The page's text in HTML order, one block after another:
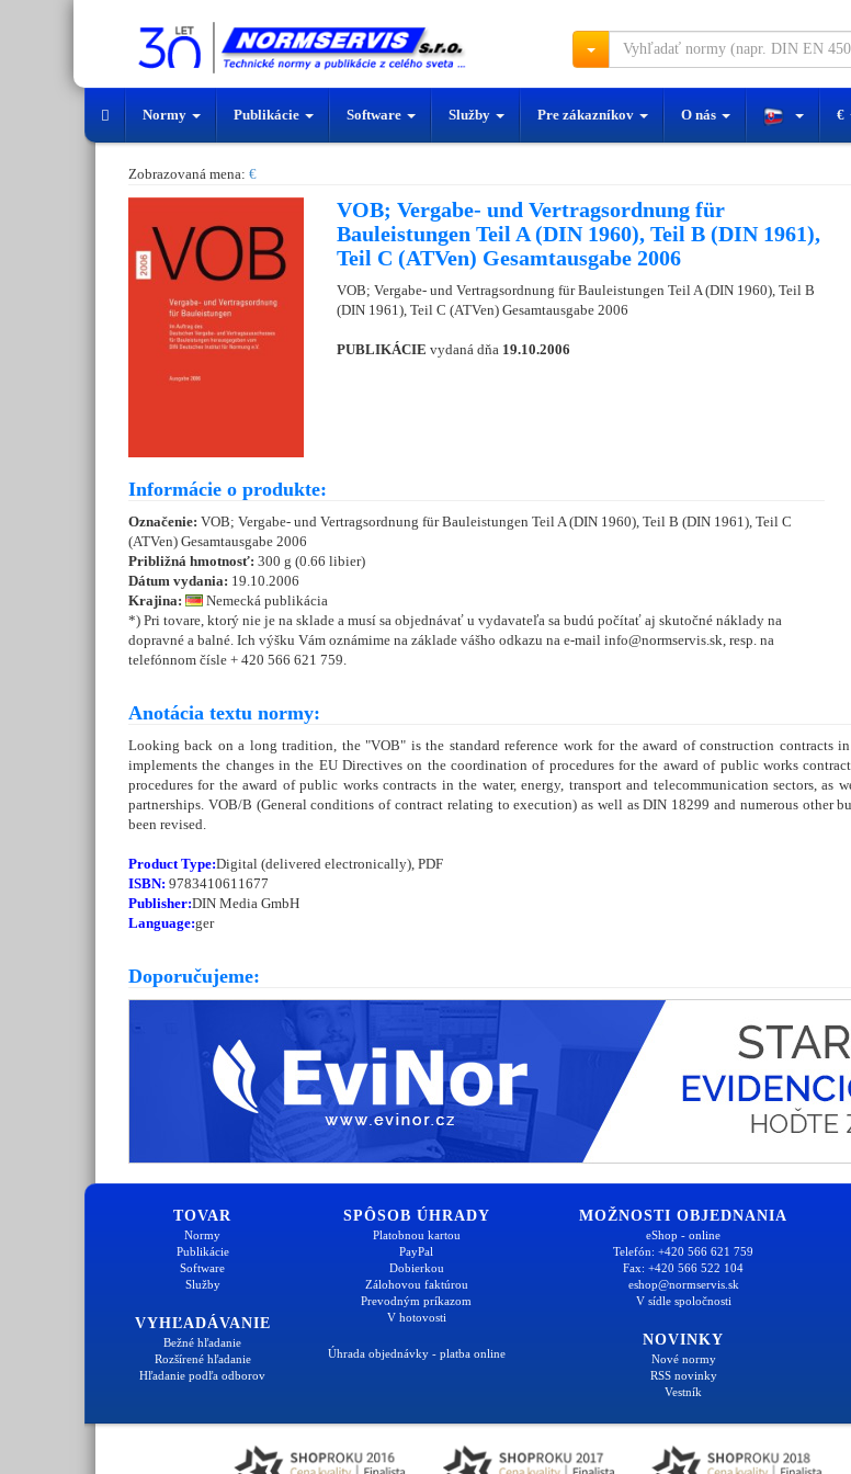
Normy Publikácie Software Služby Pre zákazníkov O nás €
Zobrazovaná mena: €
VOB; Vergabe- und Vertragsordnung für
Bauleistungen Teil A (DIN 1960), Teil B (DIN 1961),
Teil C (ATVen) Gesamtausgabe 2006
VOB; Vergabe- und Vertragsordnung für Bauleistungen Teil A (DIN 1960), Teil B
(DIN 1961), Teil C (ATVen) Gesamtausgabe 2006
PUBLIKÁCIE vydaná dňa 19.10.2006
Informácie o produkte:
Označenie: VOB; Vergabe- und Vertragsordnung für Bauleistungen Teil A (DIN 1960), Teil B (DIN 1961), Teil C
(ATVen) Gesamtausgabe 2006
Približná hmotnosť: 300 g (0.66 libier)
Dátum vydania: 19.10.2006
Krajina:
Nemecká publikácia
*) Pri tovare, ktorý nie je na sklade a musí sa objednávať u vydavateľa sa budú počítať aj skutočné náklady na
dopravné a balné. Ich výšku Vám oznámime na základe vášho odkazu na e-mail info@normservis.sk, resp. na
telefónnom čísle + 420 566 621 759.
Anotácia textu normy:
Looking back on a long tradition, the "VOB" is the standard reference work for the award of construction
implements the changes in the EU Directives on the coordination of procedures for the award of public works
procedures for the award of public works contracts in the water, energy, transport and telecommunication sectors,
partnerships. VOB/B (General conditions of contract relating to execution) as well as DIN 18299 and numerous other
been revised.
Product Type:Digital (delivered electronically), PDF
ISBN: 9783410611677
Publisher:DIN Media GmbH
Language:ger
Doporučujeme:
TOVAR
Normy
Publikácie
Software
Služby
VYHĽADÁVANIE
Bežné hľadanie
Rozšírené hľadanie
Hľadanie podľa odborov
SPÔSOB ÚHRADY
Platobnou kartou
PayPal
Dobierkou
Zálohovou faktúrou
Prevodným príkazom
V hotovosti
Úhrada objednávky - platba online
MOŽNOSTI OBJEDNANIA
eShop - online
Telefón: +420 566 621 759
Fax: +420 566 522 104
eshop@normservis.sk
V sídle spoločnosti
NOVINKY
Nové normy
RSS novinky
Vestník